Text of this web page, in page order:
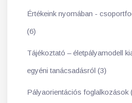
Értékeink nyomában -
(6)
Tájékoztató – életpályamodell
egyéni tanácsadásról (3)
Pályaorientációs foglalkozások